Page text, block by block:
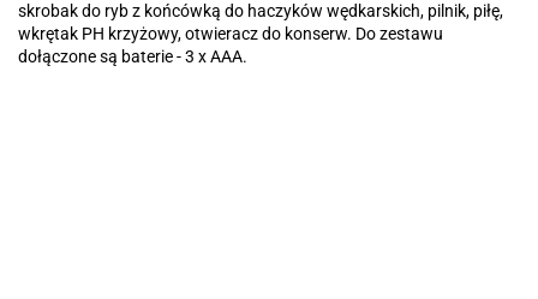
skrobak do ryb z końcówką do haczyków wędkarskich, pilnik, piłę,
wkrętak PH krzyżowy, otwieracz do konserw. Do zestawu
dołączone są baterie - 3 x AAA.